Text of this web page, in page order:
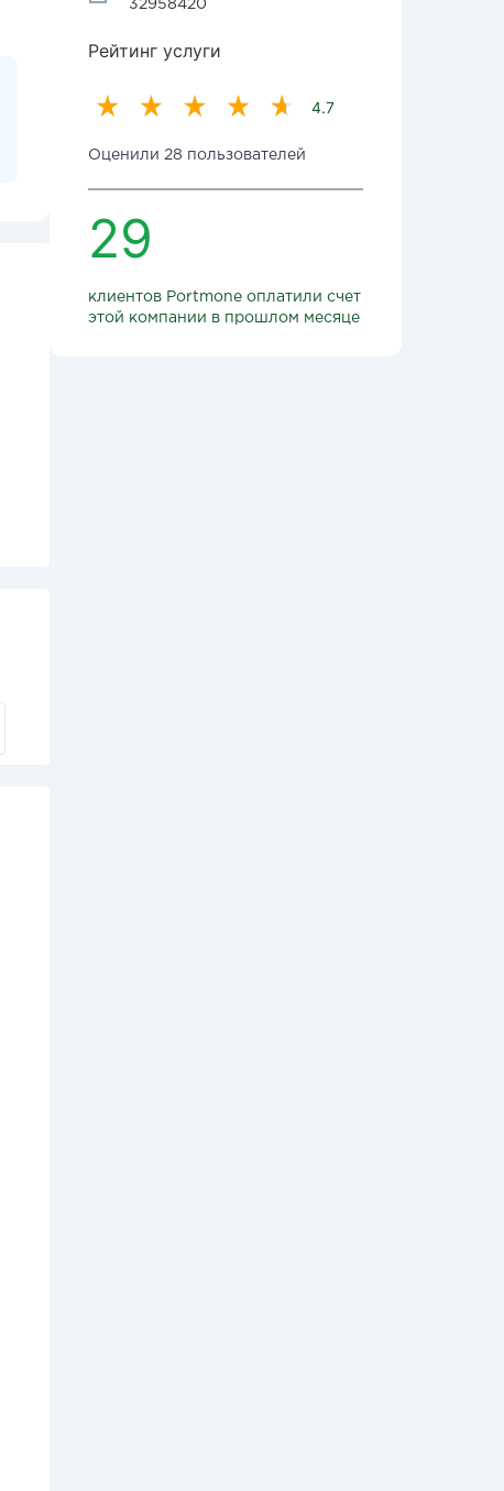
32958420
Рейтинг услуги
4.7
Оценили 28 пользователей
29
клиентов Portmone оплатили счет
этой компании в прошлом месяце